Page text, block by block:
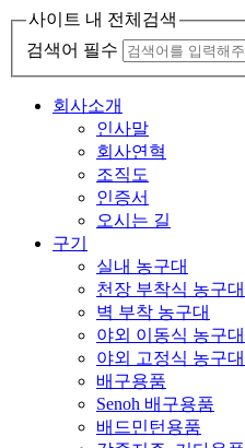
사이트 내 전체검색
검색어 필수
회사소개
인사말
회사연혁
조직도
인증서
오시는 길
구기
실내 농구대
천장 부착식 농구대
벽 부착 농구대
야외 이동식 농구대
야외 고정식 농구대
배구용품
Senoh 배구용품
배드민턴용품